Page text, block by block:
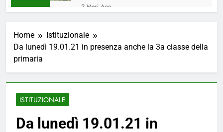
2 Mesi Ago
4 Mesi Ago
ORDINANZA N. 8/2026 –
4 Mesi Ago
📢Aggiornamento Situazione
⚠️ Emergenza Acqua a
Savignano Irpino: Ordinanza n. 7
Home
Istituzionale
Da lunedì 19.01.21 in presenza anche la 3a classe della
primaria
ISTITUZIONALE
Da lunedì 19.01.21 in